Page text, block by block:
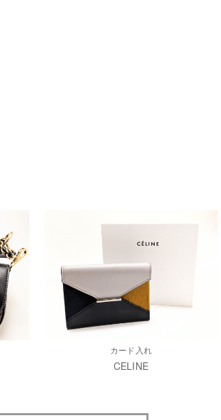
カード入れ
CELINE